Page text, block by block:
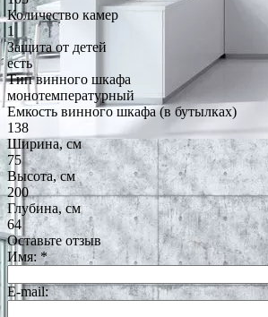
Количество камер
1
Защита от детей
есть
Тип винного шкафа
монотемпературный
Емкость винного шкафа (в бутылках)
138
Ширина, см
75
Высота, см
200
Глубина, см
64
Оставьте отзыв
Имя: *
E-mail: